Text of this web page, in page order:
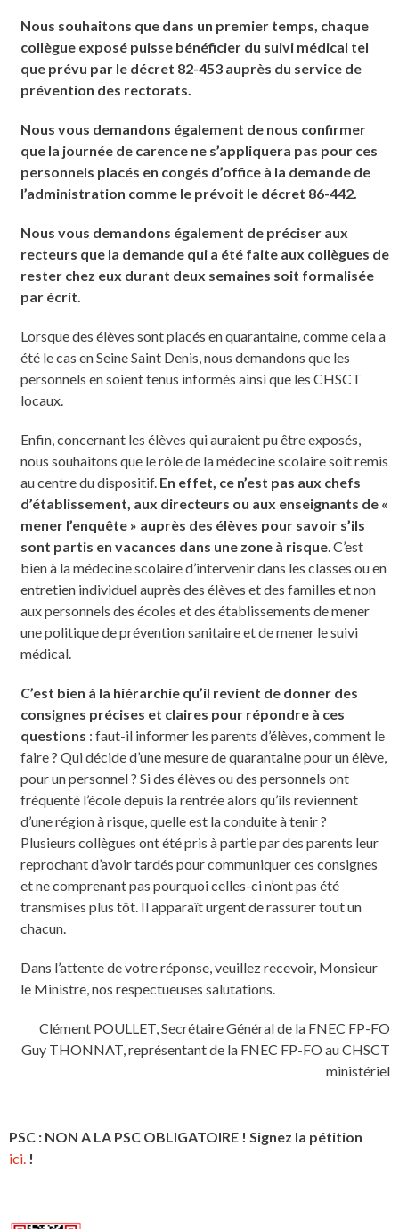
Nous souhaitons que dans un premier temps, chaque
collègue exposé puisse bénéficier du suivi médical tel
que prévu par le décret 82-453 auprès du service de
prévention des rectorats.
Nous vous demandons également de nous confirmer
que la journée de carence ne s’appliquera pas pour ces
personnels placés en congés d’office à la demande de
l’administration comme le prévoit le décret 86-442.
Nous vous demandons également de préciser aux
recteurs que la demande qui a été faite aux collègues de
rester chez eux durant deux semaines soit formalisée
par écrit.
Lorsque des élèves sont placés en quarantaine, comme cela a
été le cas en Seine Saint Denis, nous demandons que les
personnels en soient tenus informés ainsi que les CHSCT
locaux.
Enfin, concernant les élèves qui auraient pu être exposés,
nous souhaitons que le rôle de la médecine scolaire soit remis
au centre du dispositif. En effet, ce n’est pas aux chefs
d’établissement, aux directeurs ou aux enseignants de «
mener l’enquête » auprès des élèves pour savoir s’ils
sont partis en vacances dans une zone à risque. C’est
bien à la médecine scolaire d’intervenir dans les classes ou en
entretien individuel auprès des élèves et des familles et non
aux personnels des écoles et des établissements de mener
une politique de prévention sanitaire et de mener le suivi
médical.
C’est bien à la hiérarchie qu’il revient de donner des
consignes précises et claires pour répondre à ces
questions : faut-il informer les parents d’élèves, comment le
faire ? Qui décide d’une mesure de quarantaine pour un élève,
pour un personnel ? Si des élèves ou des personnels ont
fréquenté l’école depuis la rentrée alors qu’ils reviennent
d’une région à risque, quelle est la conduite à tenir ?
Plusieurs collègues ont été pris à partie par des parents leur
reprochant d’avoir tardés pour communiquer ces consignes
et ne comprenant pas pourquoi celles-ci n’ont pas été
transmises plus tôt. Il apparaît urgent de rassurer tout un
chacun.
Dans l’attente de votre réponse, veuillez recevoir, Monsieur
le Ministre, nos respectueuses salutations.
Clément POULLET, Secrétaire Général de la FNEC FP-FO
Guy THONNAT, représentant de la FNEC FP-FO au CHSCT
ministériel
PSC : NON A LA PSC OBLIGATOIRE ! Signez la pétition
ici. !